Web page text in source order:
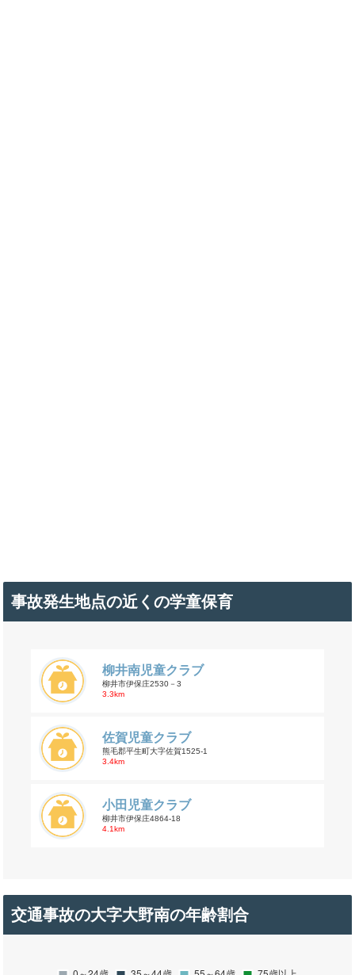
事故発生地点の近くの学童保育
柳井南児童クラブ
柳井市伊保庄2530－3
3.3km
佐賀児童クラブ
熊毛郡平生町大字佐賀1525-1
3.4km
小田児童クラブ
柳井市伊保庄4864-18
4.1km
交通事故の大字大野南の年齢割合